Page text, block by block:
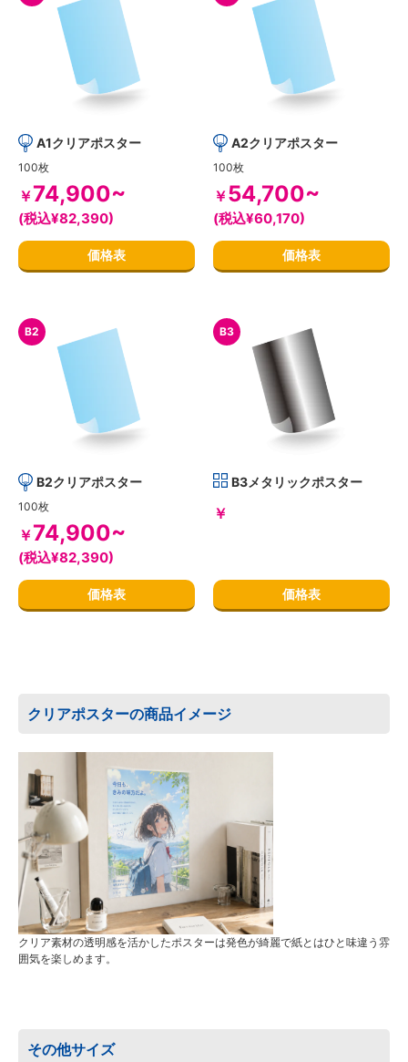
A1クリアポスター
100枚
￥74,900~
(税込¥82,390)
価格表
A2クリアポスター
100枚
￥54,700~
(税込¥60,170)
価格表
B2
B2クリアポスター
100枚
￥74,900~
(税込¥82,390)
価格表
B3
B3メタリックポスター
￥
価格表
クリアポスターの商品イメージ
クリア素材の透明感を活かしたポスターは発色が綺麗で紙とはひと味違う雰
囲気を楽しめます。
その他サイズ